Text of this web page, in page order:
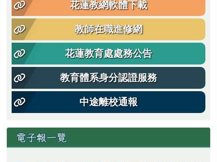
花蓮教網軟體下載
教師在職進修網
花蓮教育處處務公告
教育體系身分認證服務
中途離校通報
電子報一覽